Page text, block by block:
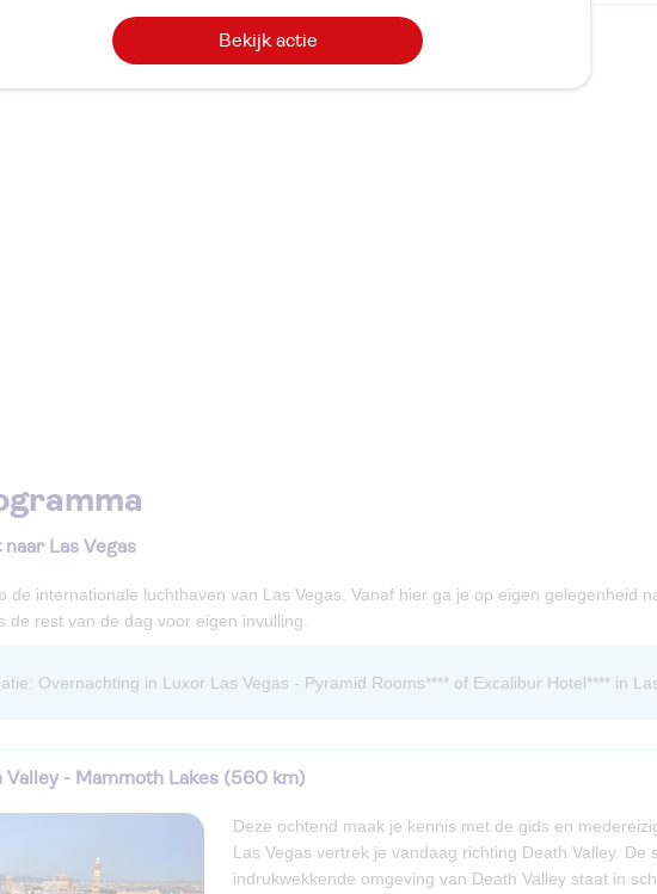
naar Las Vegas
de internationale luchthaven van Las Vegas. Vanaf hier ga je op eigen gelegenheid
de rest van de dag voor eigen invulling.
Overnachting in Luxor Las Vegas - Pyramid Rooms**** of Excalibur Hotel**** in
Valley - Mammoth Lakes (560 km)
Deze ochtend maak je kennis met de gids en
Las Vegas vertrek je vandaag richting Death Valley. De
indrukwekkende omgeving van Death Valley staat in
Bekijk actie